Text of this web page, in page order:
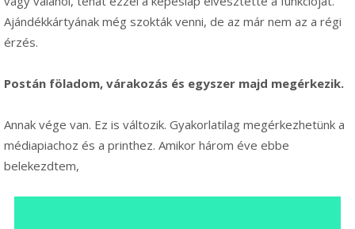
Ajándékkártyának még szokták venni, de az már nem az a régi
érzés.
Postán föladom, várakozás és egyszer majd megérkezik.
Annak vége van. Ez is változik. Gyakorlatilag megérkezhetünk a
médiapiachoz és a printhez. Amikor három éve ebbe
belekezdtem,